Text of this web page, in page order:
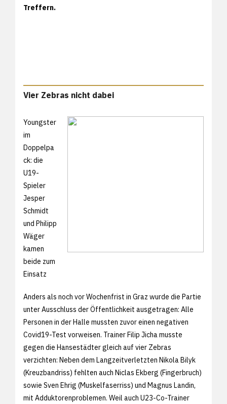
Treffern.
Vier Zebras nicht dabei
Youngster
im
Doppelpa
ck: die
U19-
Spieler
Jesper
Schmidt
und Philipp
Wäger
kamen
beide zum
Einsatz
Anders als noch vor Wochenfrist in Graz wurde die Partie
unter Ausschluss der Öffentlichkeit ausgetragen: Alle
Personen in der Halle mussten zuvor einen negativen
Covid19-Test vorweisen. Trainer Filip Jicha musste
gegen die Hansestädter gleich auf vier Zebras
verzichten: Neben dem Langzeitverletzten Nikola Bilyk
(Kreuzbandriss) fehlten auch Niclas Ekberg (Fingerbruch)
sowie Sven Ehrig (Muskelfaserriss) und Magnus Landin,
mit Adduktorenproblemen. Weil auch U23-Co-Trainer